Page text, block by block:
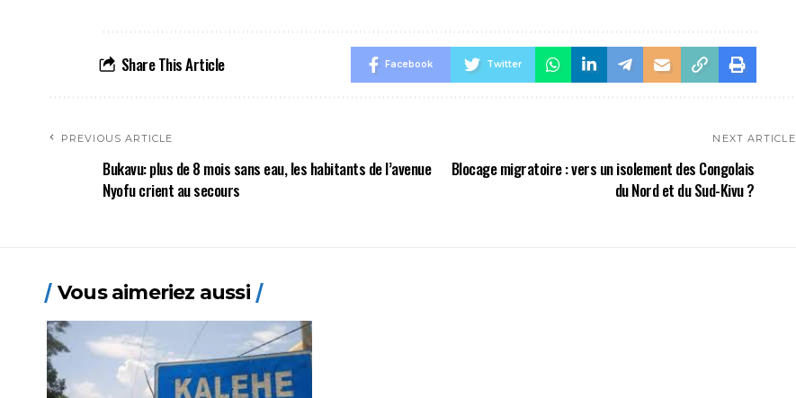
Share This Article Facebook Twitter
PREVIOUS ARTICLE
Bukavu: plus de 8 mois sans eau, les habitants de l’avenue
Nyofu crient au secours
NEXT ARTICLE
Blocage migratoire : vers un isolement des Congolais
du Nord et du Sud-Kivu ?
Vous aimeriez aussi